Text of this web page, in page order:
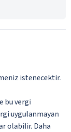
istenecektir.
bu vergi
uygulanmayan
olabilir. Daha